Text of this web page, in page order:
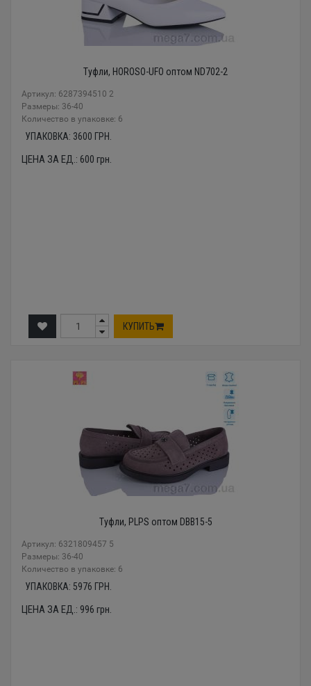
Туфли, HOROSO-UFO оптом ND702-2
Артикул: 6287394510 2
Размеры: 36-40
Количество в упаковке: 6
УПАКОВКА: 3600 ГРН.
ЦЕНА ЗА ЕД.: 600 грн.
КУПИТЬ
Туфли, PLPS оптом DBB15-5
Артикул: 6321809457 5
Размеры: 36-40
Количество в упаковке: 6
УПАКОВКА: 5976 ГРН.
ЦЕНА ЗА ЕД.: 996 грн.